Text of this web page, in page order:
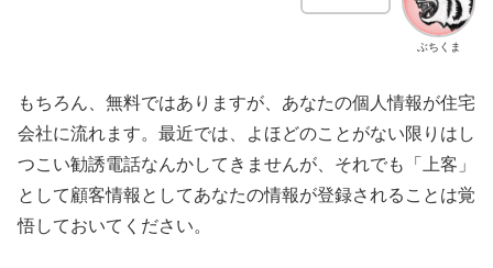
ぶちくま
もちろん、無料ではありますが、あなたの個人情報が住宅
会社に流れます。最近では、よほどのことがない限りはし
つこい勧誘電話なんかしてきませんが、それでも「上客」
として顧客情報としてあなたの情報が登録されることは覚
悟しておいてください。